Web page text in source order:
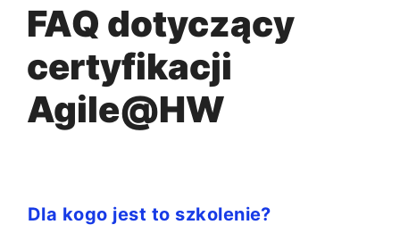
FAQ dotyczący
certyfikacji
Agile@HW
Dla kogo jest to szkolenie?